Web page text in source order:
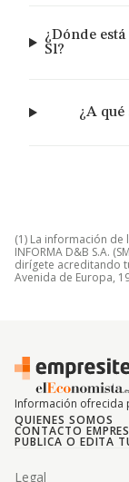
¿Dónde
Sl?
¿A
(1) La información
INFORMA D&B S.A.
dirígete acreditando
Avenida de Europa,
Información ofrecida
QUIENES SOMOS
CONTACTO
PUBLICA O EDITA
Legal